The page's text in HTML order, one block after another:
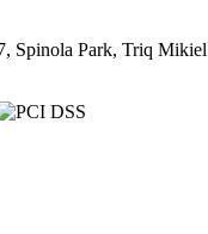
Spinola Park, Triq Mikiel